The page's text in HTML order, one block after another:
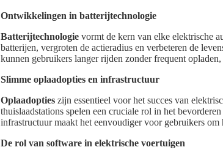
Ontwikkelingen in batterijtechnologie
Batterijtechnologie vormt de kern van elke elektrische
batterijen, vergroten de actieradius en verbeteren de
kunnen gebruikers langer rijden zonder frequent
Slimme oplaadopties en infrastructuur
Oplaadopties zijn essentieel voor het succes van
thuislaadstations spelen een cruciale rol in het
infrastructuur maakt het eenvoudiger voor gebruikers
De rol van software in elektrische voertuigen